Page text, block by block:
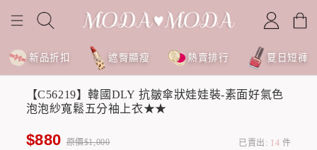
新品折扣 遮臀顯瘦 熱賣排行 夏日短褲
【C56219】韓國DLY 抗皺傘狀娃娃裝-素面好氣色
泡泡紗寬鬆五分袖上衣★★
$880 原價$1,000 已賣出: 14 件